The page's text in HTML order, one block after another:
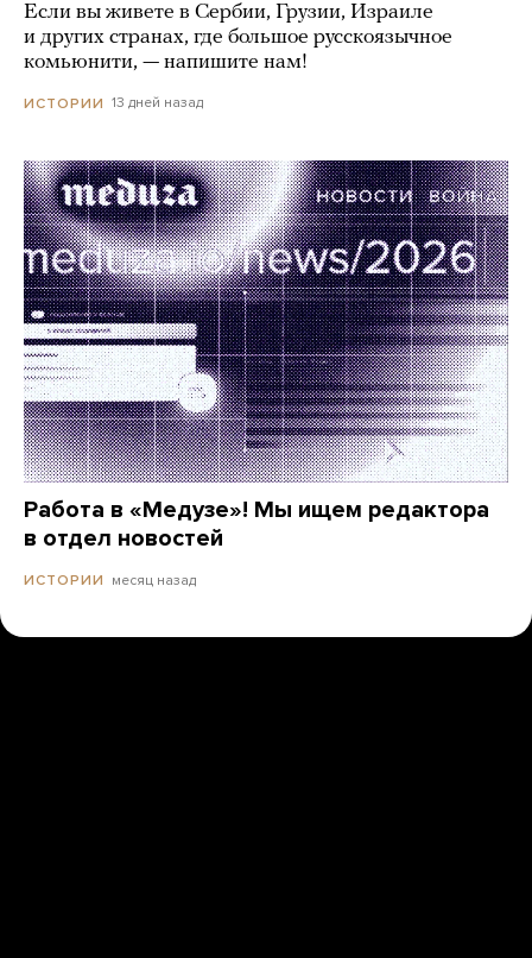
Если вы живете в Сербии, Грузии, Израиле
и других странах, где большое русскоязычное
комьюнити, — напишите нам!
ИСТОРИИ 13 дней назад
Работа в «Медузе»! Мы ищем редактора
в отдел новостей
ИСТОРИИ месяц назад